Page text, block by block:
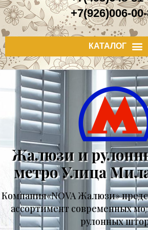
+7(926)006-
Жалюзи и
метро Улица
Компания«NOVA Жалюзи»
ассортимент современных
рулонных